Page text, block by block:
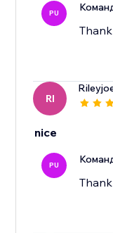
PU
RI
nice
PU